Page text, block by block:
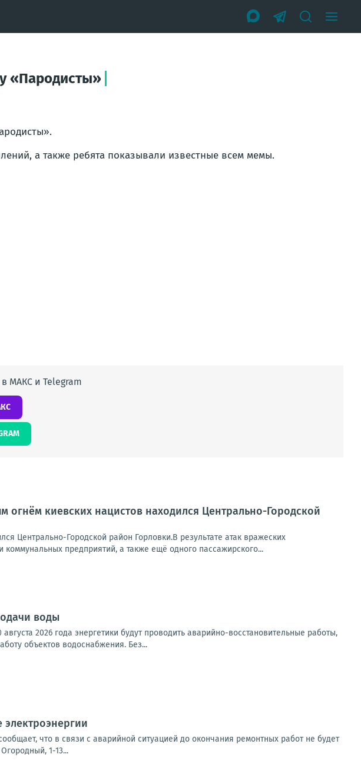
«Пародисты»
а также ребята показывали известные всем мемы.
МАКС и Telegram
огнём киевских нацистов находился Центрально-Городской
Центрально-Городской район Горловки.В результате атак вражеских
предприятий, а также ещё одного пассажирского...
воды
2026 года энергетики будут проводить аварийно-восстановительные работы,
объектов водоснабжения. Без...
что в связи с аварийной ситуацией до окончания ремонтных работ не будет
1-13...